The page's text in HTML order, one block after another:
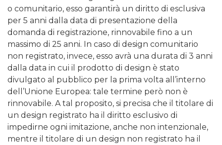
o comunitario, esso garantirà un diritto di esclusiva
per 5 anni dalla data di presentazione della
domanda di registrazione, rinnovabile fino a un
massimo di 25 anni. In caso di design comunitario
non registrato, invece, esso avrà una durata di 3 anni
dalla data in cui il prodotto di design è stato
divulgato al pubblico per la prima volta all’interno
dell’Unione Europea: tale termine però non è
rinnovabile. A tal proposito, si precisa che il titolare di
un design registrato ha il diritto esclusivo di
impedirne ogni imitazione, anche non intenzionale,
mentre il titolare di un design non registrato ha il